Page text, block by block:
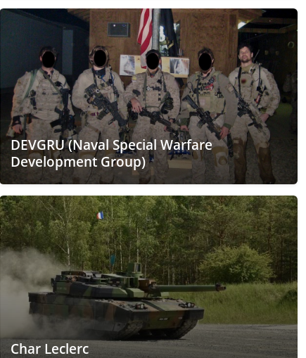
DEVGRU (Naval Special Warfare
Development Group)
Char Leclerc